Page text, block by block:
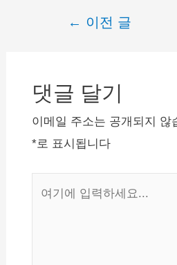
의 개인 신용카드를 보유한
회원은 발급이 제외됩니다.
다. … 게
← 이전 글
댓글 달기
이메일 주소는 공개되지 않
*로 표시됩니다